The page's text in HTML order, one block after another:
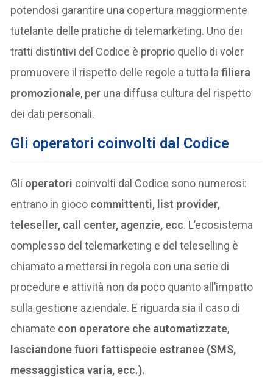
potendosi garantire una copertura maggiormente
tutelante delle pratiche di telemarketing. Uno dei
tratti distintivi del Codice è proprio quello di voler
promuovere il rispetto delle regole a tutta lafiliera
promozionale, per una diffusa cultura del rispetto
dei dati personali.
Gli operatori coinvolti dal Codice
Gli operatori coinvolti dal Codice sono numerosi:
entrano in gioco committenti, list provider,
teleseller, call center, agenzie, ecc. L’ecosistema
complesso del telemarketing e del teleselling è
chiamato a mettersi in regola con una serie di
procedure e attività non da poco quanto all’impatto
sulla gestione aziendale. E riguarda sia il caso di
chiamate con operatore che automatizzate,
lasciandone fuori fattispecie estranee (SMS,
messaggistica varia, ecc.).